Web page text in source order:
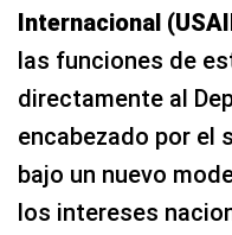
Internacional
las funciones de
directamente al
encabezado por el
bajo un nuevo
los intereses